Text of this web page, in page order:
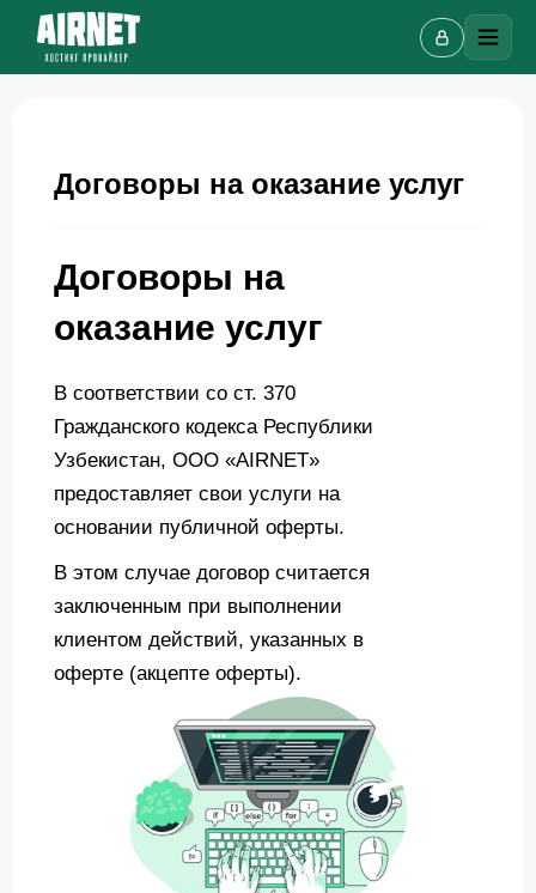
Договоры на оказание услуг
Договоры на
оказание услуг
В соответствии со ст. 370
Гражданского кодекса Республики
Узбекистан, ООО «AIRNET»
предоставляет свои услуги на
основании публичной оферты.
В этом случае договор считается
заключенным при выполнении
клиентом действий, указанных в
оферте (акцепте оферты).
A
Онлайн · отвечаем за несколько минут
Ваше имя
Телефон